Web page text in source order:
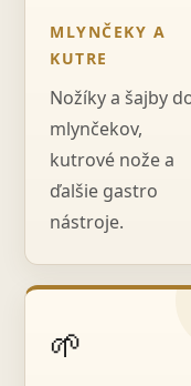
MLYNČEKY A
KUTRE
Nožíky a šajby
mlynčekov,
kutrové nože a
ďalšie gastro
nástroje.
🌱